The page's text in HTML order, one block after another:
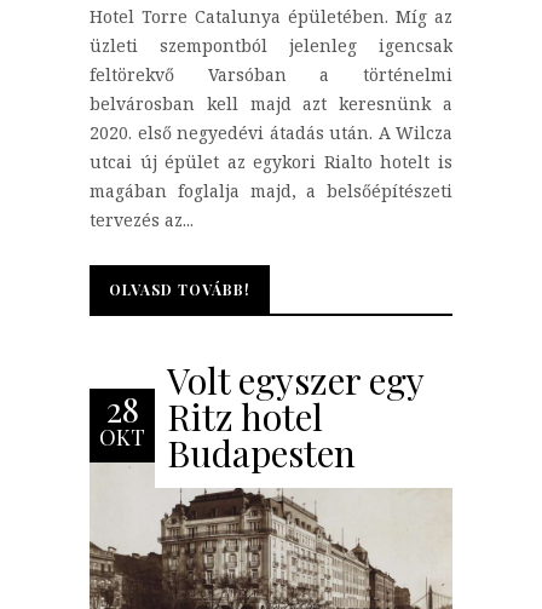
Hotel Torre Catalunya épületében. Míg az
üzleti szempontból jelenleg igencsak
feltörekvő Varsóban a történelmi
belvárosban kell majd azt keresnünk a
2020. első negyedévi átadás után. A Wilcza
utcai új épület az egykori Rialto hotelt is
magában foglalja majd, a belsőépítészeti
tervezés az...
OLVASD TOVÁBB!
OLVASD TOVÁBB!
28
OKT
Volt egyszer egy
Ritz hotel
Budapesten